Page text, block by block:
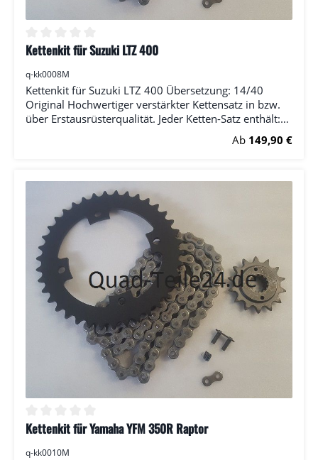
Durchschnittliche Bewertung von 0 von 5 Sternen
Kettenkit für Suzuki LTZ 400
q-kk0008M
Kettenkit für Suzuki LTZ 400 Übersetzung: 14/40
Original Hochwertiger verstärkter Kettensatz in bzw.
über Erstausrüsterqualität. Jeder Ketten-Satz enthält:
(1x) Ritzel (1x) Kettenrad (1x) Kette (RK) inkl.
Kettenschloss Bitte wählen Sie die Anzahl der Zähne
Regulärer Preis:
Ab 149,90 €
Durchschnittliche Bewertung von 0 von 5 Sternen
Kettenkit für Yamaha YFM 350R Raptor
q-kk0010M